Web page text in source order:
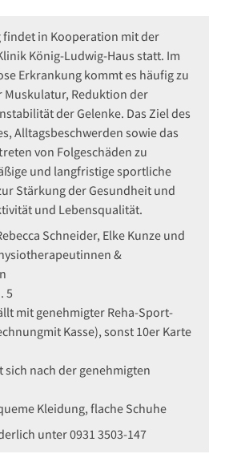
findet in Kooperation mit der
König-Ludwig-Haus statt. Im
Erkrankung kommt es häufig zu
Muskulatur, Reduktion der
der Gelenke. Das Ziel des
Alltagsbeschwerden sowie das
von Folgeschäden zu
und langfristige sportliche
Stärkung der Gesundheit und
und Lebensqualität.
Schneider, Elke Kunze und
&
5
mit genehmigter Reha-Sport-
Kasse), sonst 10er Karte
sich nach der genehmigten
Kleidung, flache Schuhe
unter 0931 3503-147